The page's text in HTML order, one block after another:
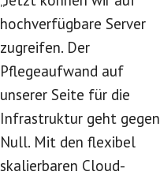
hochverfügbare Server
zugreifen. Der
Pflegeaufwand auf
unserer Seite für die
Infrastruktur geht gegen
Null. Mit den flexibel
skalierbaren Cloud-